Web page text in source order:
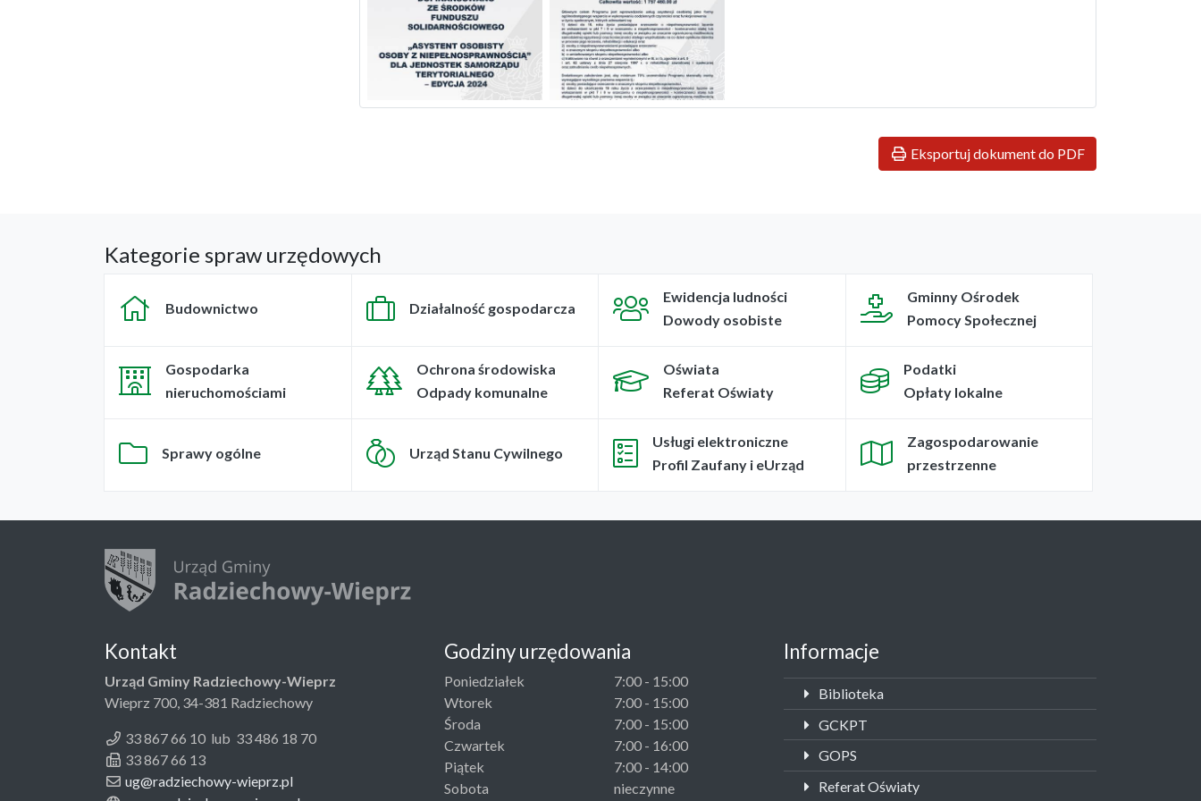
Eksportuj dokument do PDF
Kategorie spraw urzędowych
Budownictwo Działalność gospodarcza
Ewidencja ludności
Dowody osobiste
Gminny Ośrodek
Pomocy Społecznej
Gospodarka
nieruchomościami
Ochrona środowiska
Odpady komunalne
Oświata
Referat Oświaty
Podatki
Opłaty lokalne
Sprawy ogólne Urząd Stanu Cywilnego
Usługi elektroniczne
Profil Zaufany i eUrząd
Zagospodarowanie
przestrzenne
Kontakt
Urząd Gminy Radziechowy-Wieprz
Wieprz 700, 34-381 Radziechowy
33 867 66 10 lub 33 486 18 70
33 867 66 13
ug@radziechowy-wieprz.pl
Godziny urzędowania
Poniedziałek
7:00 - 15:00
Wtorek
7:00 - 15:00
Środa
7:00 - 15:00
Czwartek
7:00 - 16:00
Piątek
7:00 - 14:00
Sobota
nieczynne
Informacje
Biblioteka
GCKPT
GOPS
Referat Oświaty